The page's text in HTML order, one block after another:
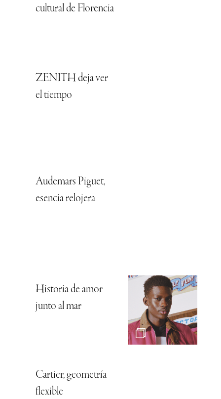
cultural de Florencia
ZENITH deja ver
el tiempo
Audemars Piguet,
esencia relojera
Historia de amor
junto al mar
Cartier, geometría
flexible